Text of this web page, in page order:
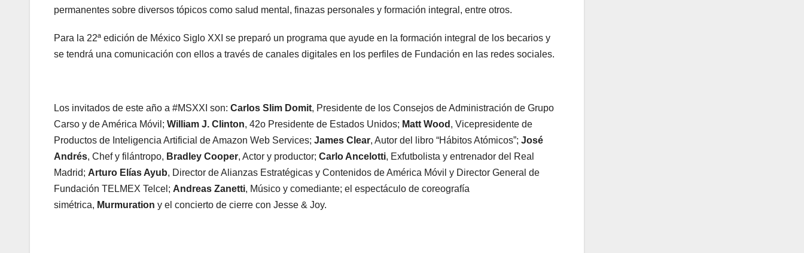
permanentes sobre diversos tópicos como salud mental, finazas personales y formación integral, entre otros.
Para la 22ª edición de México Siglo XXI se preparó un programa que ayude en la formación integral de los becarios y
se tendrá una comunicación con ellos a través de canales digitales en los perfiles de Fundación en las redes sociales.
Los invitados de este año a #MSXXI son: Carlos Slim Domit, Presidente de los Consejos de Administración de Grupo
Carso y de América Móvil; William J. Clinton, 42o Presidente de Estados Unidos; Matt Wood , Vicepresidente de
Productos de Inteligencia Artificial de Amazon Web Services; James Clear, Autor del libro “Hábitos Atómicos”; José
Andrés, Chef y filántropo, Bradley Cooper, Actor y productor; Carlo Ancelotti, Exfutbolista y entrenador del Real
Madrid; Arturo Elías Ayub, Director de Alianzas Estratégicas y Contenidos de América Móvil y Director General de
Fundación TELMEX Telcel; Andreas Zanetti, Músico y comediante; el espectáculo de coreografía
simétrica, Murmuration y el concierto de cierre con Jesse & Joy.